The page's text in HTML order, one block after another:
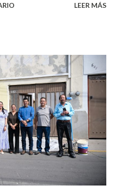
imaginado. El problema es
deberías saber. Pero incluso
sexuales no son expertos
hay algo nuevo que
que conocer. Si eres una
sexuales, tal vez
y no puedas esperar para
persona con
es mejor cuando ambas partes
LEER MÁS